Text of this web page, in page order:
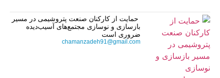
حمایت از کارکنان صنعت پتروشیمی در مسیر
بازسازی و نوسازی مجتمع‌های آسیب‌دیده
ضروری است
chamanzadeh91@gmail.com